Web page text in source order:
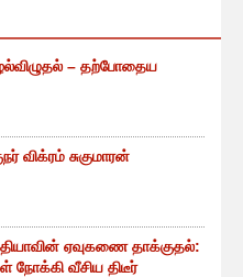
– தற்போதைய
விக்ரம் சுகுமாரன்
ஏவுகணை தாக்குதல்:
வீசிய திடீர்